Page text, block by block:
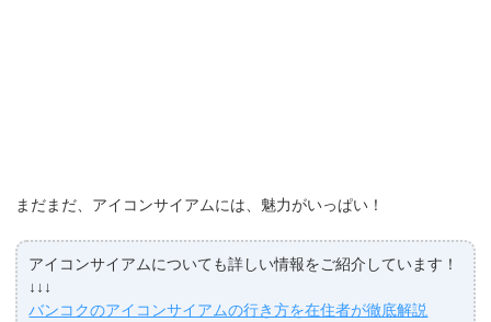
まだまだ、アイコンサイアムには、魅力がいっぱい！
アイコンサイアムについても詳しい情報をご紹介しています！
↓↓↓
バンコクのアイコンサイアムの行き方を在住者が徹底解説